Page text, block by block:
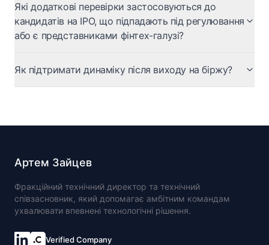
Які додаткові перевірки застосовуються до
кандидатів на IPO, що підпадають під регулювання
або є представниками фінтех-галузі?
Як підтримати динаміку після виходу на біржу?
Артем Зайцев
Фракційний технічний директор та технічний
співзасновник, який допомагає амбітним командам
ухвалювати впевнені технологічні рішення.
Verified Company